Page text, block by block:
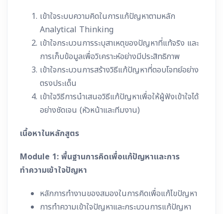
เข้าใจระบบความคิดในการแก้ปัญหาตามหลัก
Analytical Thinking
เข้าใจกระบวนการระบุสาเหตุของปัญหาที่แท้จริง และ
การเก็บข้อมูลเพื่อวิเคราะห์อย่างมีประสิทธิภาพ
เข้าใจกระบวนการสร้างวิธีแก้ปัญหาที่ตอบโจทย์อย่าง
ตรงประเด็น
เข้าใจวิธีการนำเสนอวิธีแก้ปัญหาเพื่อให้ผู้ฟังเข้าใจได้
อย่างชัดเจน (หัวหน้าและทีมงาน)
เนื้อหาในหลักสูตร
Module 1: พื้นฐานการคิดเพื่อแก้ปัญหาและการ
ทำความเข้าใจปัญหา
หลักการทำงานของสมองในการคิดเพื่อแก้ไขปัญหา
การทำความเข้าใจปัญหาและกระบวนการแก้ปัญหา